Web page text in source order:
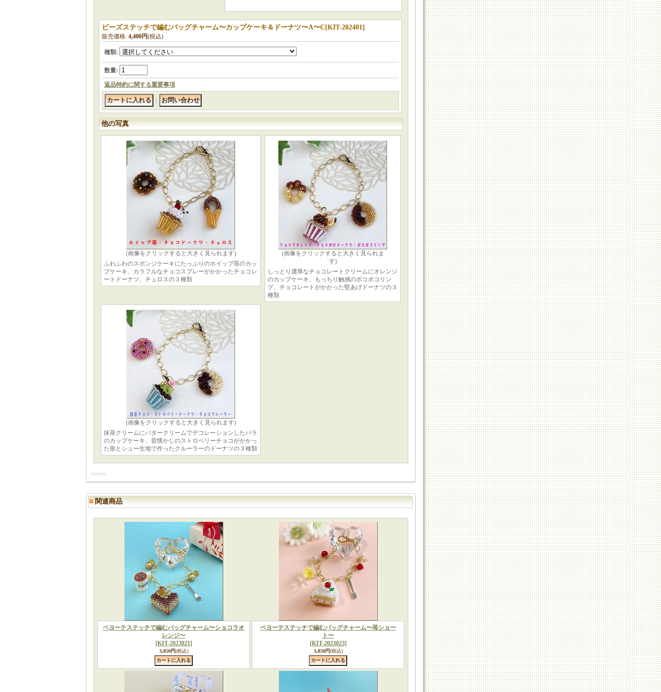
ビーズステッチで編むバッグチャーム〜カップケーキ＆ドーナツ〜A〜C [KIT-202401]
販売価格: 4,400円(税込)
種類:
数量:
返品特約に関する重要事項
他の写真
(画像をクリックすると大きく見られます)
ふわふわのスポンジケーキにたっぷりのホイップ苺のカッ
プケーキ、カラフルなチョコスプレーがかかったチョコレ
ートドーナツ、チュロスの３種類
(画像をクリックすると大きく見られま
す)
しっとり濃厚なチョコレートクリームにオレンジ
のカップケーキ、もっちり触感のポコポコリン
グ、チョコレートがかかった堅あげドーナツの３
種類
(画像をクリックすると大きく見られます)
抹茶クリームにバタークリームでデコレーションしたバラ
のカップケーキ、昔懐かしのストロベリーチョコがかかっ
た形とシュー生地で作ったクルーラーのドーナツの３種類
関連商品
ペヨーテステッチで編むバッグチャーム〜ショコラオ
レンジ〜
[KIT-2023021]
3,850円(税込)
ペヨーテステッチで編むバッグチャーム〜苺ショー
ト〜
[KIT-2023023]
3,850円(税込)